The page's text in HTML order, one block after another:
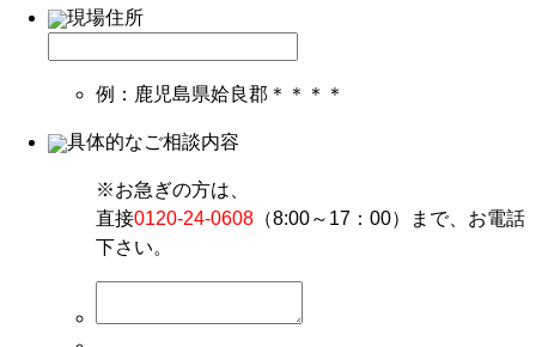
現場住所
例：鹿児島県姶良郡＊＊＊＊
具体的なご相談内容
※お急ぎの方は、
直接0120-24-0608 （8:00～17：00）まで、お電話
下さい。